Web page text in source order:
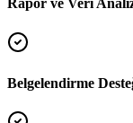
Rapor ve Veri
Belgelendirme